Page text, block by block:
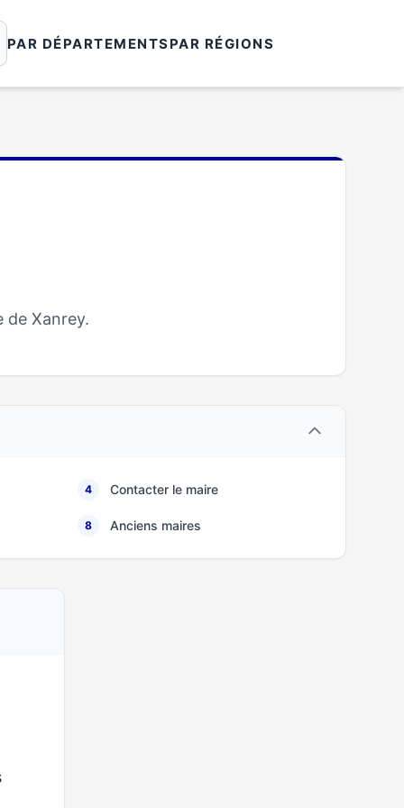
PAR DÉPARTEMENTSPAR RÉGIONS
de Xanrey.
4 Contacter le maire
8 Anciens maires